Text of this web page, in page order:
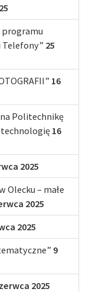
programu
Telefony” 25
16
Politechnikę
technologię 16
2025
Olecku – małe
2025
2025
9
2025